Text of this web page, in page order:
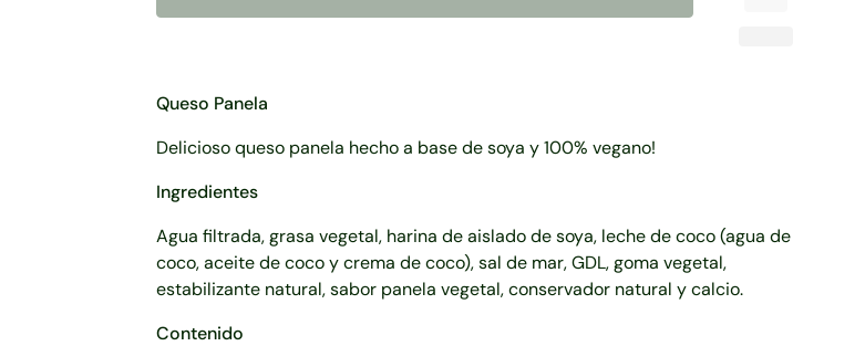
Queso Panela
Delicioso queso panela hecho a base de soya y 100% vegano!
Ingredientes
Agua filtrada, grasa vegetal, harina de aislado de soya, leche de coco (agua de
coco, aceite de coco y crema de coco), sal de mar, GDL, goma vegetal,
estabilizante natural, sabor panela vegetal, conservador natural y calcio.
Contenido